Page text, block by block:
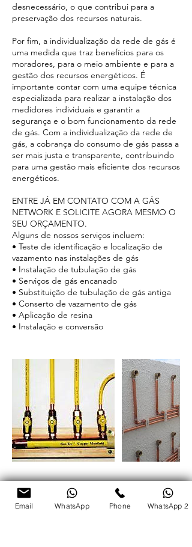
desnecessário, o que contribui para a
preservação dos recursos naturais.
Por fim, a individualização da rede de gás é
uma medida que traz benefícios para os
moradores, para o meio ambiente e para a
gestão dos recursos energéticos. É
importante contar com uma equipe técnica
especializada para realizar a instalação dos
medidores individuais e garantir a
segurança e o bom funcionamento da rede
de gás. Com a individualização da rede de
gás, a cobrança do consumo de gás passa a
ser mais justa e transparente, contribuindo
para uma gestão mais eficiente dos recursos
energéticos.
ENTRE JÁ EM CONTATO COM A GÁS
NETWORK E SOLICITE AGORA MESMO O
SEU ORÇAMENTO.
Alguns de nossos serviços incluem:
• Teste de identificação e localização de
vazamento nas instalações de gás
• Instalação de tubulação de gás
• Serviços de gás encanado
• Substituição de tubulação de gás antiga
• Conserto de vazamento de gás
• Aplicação de resina
• Instalação e conversão
Informações de contato
Email WhatsApp Phone WhatsApp 2
WhatsApp